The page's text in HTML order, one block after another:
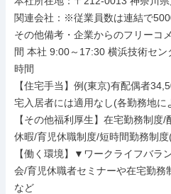
関連会社：※従業員数は連結で
その他備考・企業からのフリーコ
間 本社 9:00～17:30 横浜技術セ
時間
【住宅手当】例(東京)有配偶者
宅入居者には適用なし(各勤務地に
【その他福利厚生】在宅勤務制度
休暇/育児休職制度/短時間勤務制
【働く環境】▼ワークライフバラ
会/育児休職者セミナーや在宅勤務
など